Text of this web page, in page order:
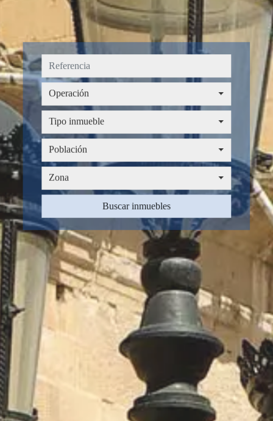
Operación
Operación
Tipo inmueble
Tipo inmueble
Provincia
Población
Población
Zona
Zona
Buscar inmuebles